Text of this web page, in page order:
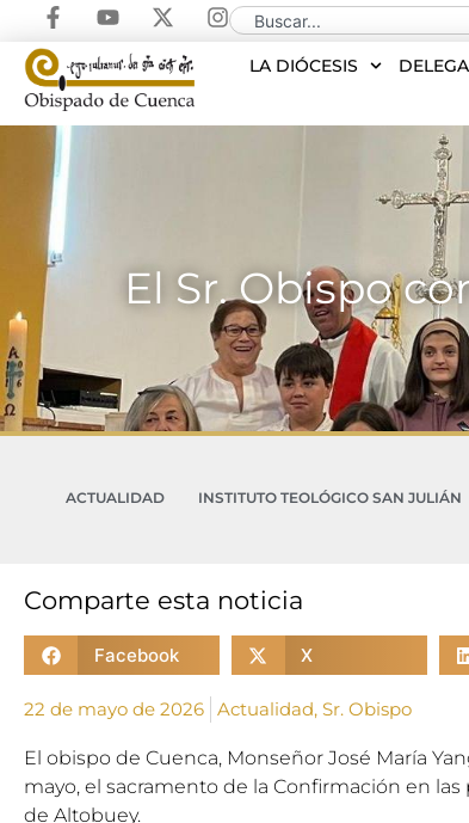
LA DIÓCESIS
El Sr. Obispo
ACTUALIDAD INSTITUTO TEOLÓGICO SAN JULIÁN
Comparte esta noticia
Facebook X
22 de mayo de 2026 Actualidad, Sr. Obispo
El obispo de Cuenca, Monseñor José María
mayo, el sacramento de la Confirmación en
de Altobuey.